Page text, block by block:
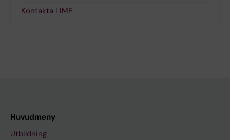
Kontakta LIME
Huvudmeny
Utbildning